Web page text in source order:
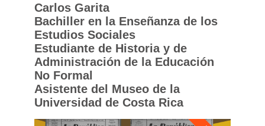
Carlos Garita
Bachiller en la Enseñanza de los
Estudios Sociales
Estudiante de Historia y de
Administración de la Educación
No Formal
Asistente del Museo de la
Universidad de Costa Rica